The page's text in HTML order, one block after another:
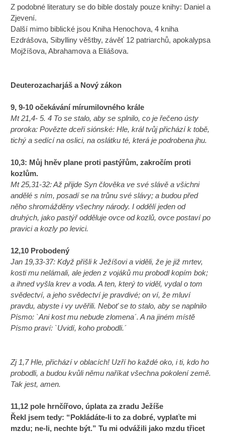
Z podobné literatury se do bible dostaly pouze knihy: Daniel a
Zjevení.
Další mimo biblické jsou Kniha Henochova, 4 kniha
Ezdrášova, Sibylliny věštby, závěť 12 patriarchů, apokalypsa
Mojžíšova, Abrahamova a Eliášova.
Deuterozacharjáš a Nový zákon
9, 9-10 očekávání mírumilovného krále
Mt 21,4- 5. 4 To se stalo, aby se splnilo, co je řečeno ústy
proroka: Povězte dceři siónské: Hle, král tvůj přichází k tobě,
tichý a sedící na oslici, na oslátku té, která je podrobena jhu.
10,3: Můj hněv plane proti pastýřům, zakročím proti
kozlům.
Mt 25,31-32: Až přijde Syn člověka ve své slávě a všichni
andělé s ním, posadí se na trůnu své slávy; a budou před
něho shromážděny všechny národy. I oddělí jeden od
druhých, jako pastýř odděluje ovce od kozlů, ovce postaví po
pravici a kozly po levici.
12,10 Probodený
Jan 19,33-37: Když přišli k Ježíšovi a viděli, že je již mrtev,
kosti mu nelámali, ale jeden z vojáků mu probodl kopím bok;
a ihned vyšla krev a voda. A ten, který to viděl, vydal o tom
svědectví, a jeho svědectví je pravdivé; on ví, že mluví
pravdu, abyste i vy uvěřili. Neboť se to stalo, aby se naplnilo
Písmo: `Ani kost mu nebude zlomena´. A na jiném místě
Písmo praví: `Uvidí, koho probodli.´
Zj 1,7 Hle, přichází v oblacích! Uzří ho každé oko, i ti, kdo ho
probodli, a budou kvůli němu naříkat všechna pokolení země.
Tak jest, amen.
11,12 pole hrnčířovo, úplata za zradu Ježíše
Řekl jsem tedy: “Pokládáte-li to za dobré, vyplaťte mi
mzdu; ne-li, nechte být.” Tu mi odvážili jako mzdu třicet